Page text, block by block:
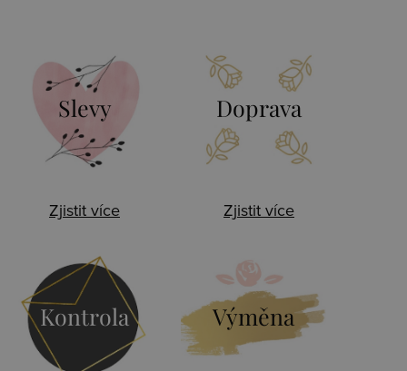
Slevy
Zjistit více
Doprava
Zjistit více
Kontrola Výměna